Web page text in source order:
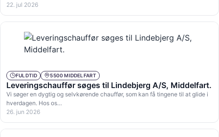
22. jul 2026
FULDTID 5500 MIDDELFART
Leveringschauffør søges til Lindebjerg A/S, Middelfart.
Vi søger en dygtig og selvkørende chauffør, som kan få tingene til at glide i
hverdagen. Hos os…
26. jun 2026